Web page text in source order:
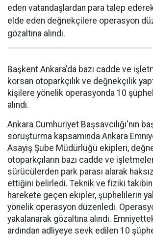
eden vatandaşlardan para talep
elde eden değnekçilere operasyon
gözaltına alındı.
Başkent Ankara'da bazı cadde ve
korsan otoparkçılık ve değnekçilik
kişilere yönelik operasyonda 10
alındı.
Ankara Cumhuriyet Başsavcılığı'nın
soruşturma kapsamında Ankara
Asayiş Şube Müdürlüğü ekipleri,
otoparkçıların bazı cadde ve
sürücülerden park parası alarak
ettiğini belirledi. Teknik ve fiziki takibin
harekete geçen ekipler, şüphelilerin
yönelik operasyon düzenledi.
yakalanarak gözaltına alındı.
ardından adliyeye sevk edilen 10